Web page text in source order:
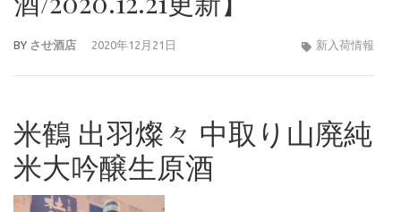
BY させ酒店 2020年12月21日 新入荷情報
米鶴 出羽燦々 中取り山廃純
米大吟醸生原酒